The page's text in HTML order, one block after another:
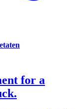
for a